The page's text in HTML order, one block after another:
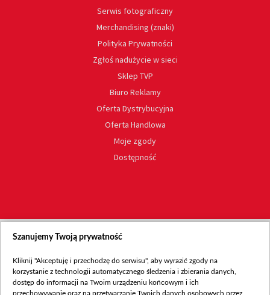
Serwis fotograficzny
Merchandising (znaki)
Polityka Prywatności
Zgłoś nadużycie w sieci
Sklep TVP
Biuro Reklamy
Oferta Dystrybucyjna
Oferta Handlowa
Moje zgody
Dostępność
Szanujemy Twoją prywatność
Kliknij "Akceptuję i przechodzę do serwisu", aby wyrazić zgody na
korzystanie z technologii automatycznego śledzenia i zbierania danych,
dostęp do informacji na Twoim urządzeniu końcowym i ich
przechowywanie oraz na przetwarzanie Twoich danych osobowych przez